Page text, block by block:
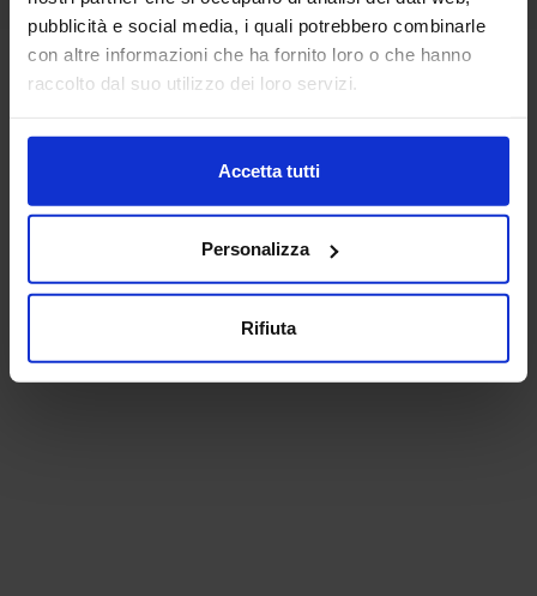
pubblicità e social media, i quali potrebbero combinarle
con altre informazioni che ha fornito loro o che hanno
raccolto dal suo utilizzo dei loro servizi.
Accetta tutti
Personalizza
Rifiuta